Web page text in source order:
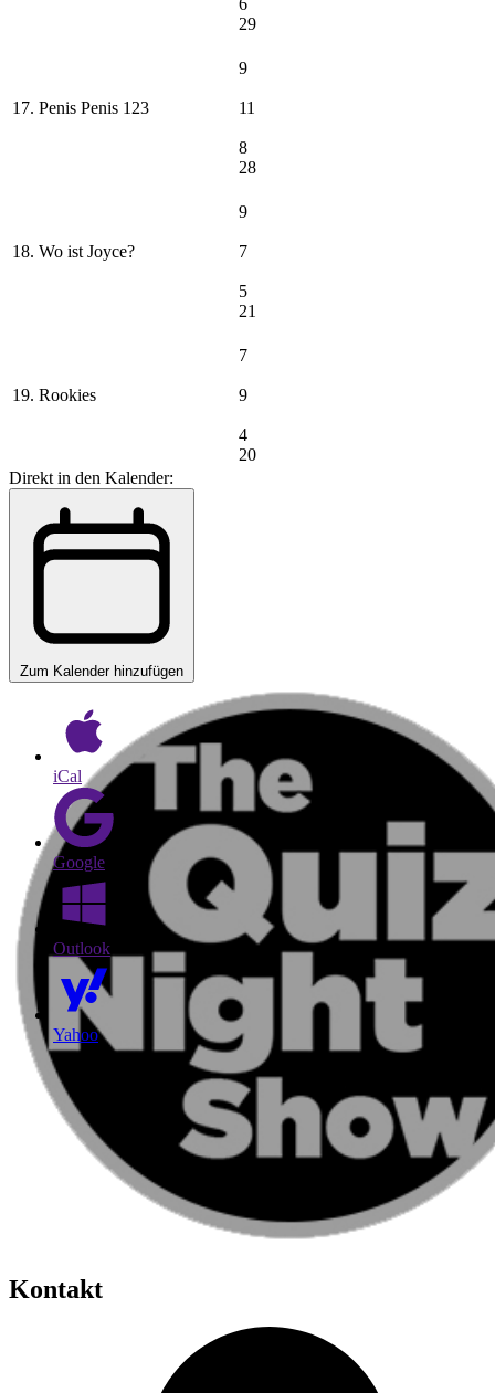
6
29
17. Penis Penis 123
9
11
8
28
18. Wo ist Joyce?
9
7
5
21
19. Rookies
7
9
4
20
Direkt in den Kalender:
Zum Kalender hinzufügen
iCal
Google
Outlook
Yahoo
Kontakt